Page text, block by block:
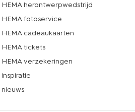
HEMA herontwerpwedstrijd
HEMA fotoservice
HEMA cadeaukaarten
HEMA tickets
HEMA verzekeringen
inspiratie
nieuws